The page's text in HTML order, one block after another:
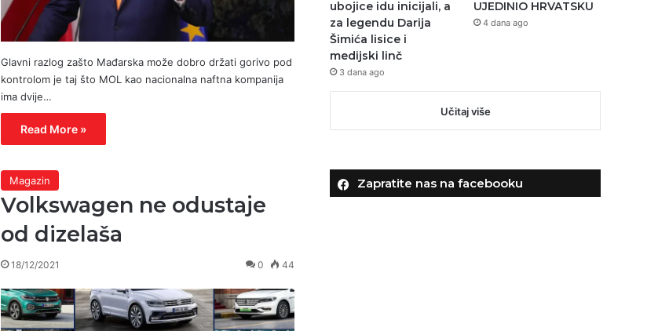
Glavni razlog zašto Mađarska može dobro držati gorivo pod
kontrolom je taj što MOL kao nacionalna naftna kompanija
ima dvije…
Read More »
Magazin
Volkswagen ne odustaje
od dizelaša
18/12/2021 0 44
ubojice idu inicijali, a
za legendu Darija
Šimića lisice i
medijski linč
3 dana ago
UJEDINIO HRVATSKU
4 dana ago
Učitaj više
Zapratite nas na facebooku